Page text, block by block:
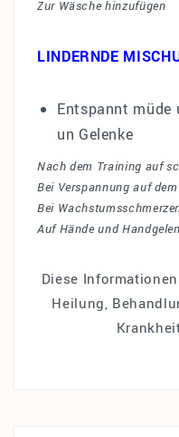
Zur Wäsche hinzufügen
LINDERNDE
Entspannt müde
un Gelenke
Nach dem Training auf
Bei Verspannung auf
Bei
Auf Hände und
Diese
Heilung,